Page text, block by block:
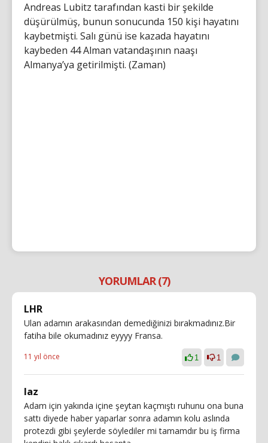
Andreas Lubitz tarafından kasti bir şekilde
düşürülmüş, bunun sonucunda 150 kişi hayatını
kaybetmişti. Salı günü ise kazada hayatını
kaybeden 44 Alman vatandaşının naaşı
Almanya’ya getirilmişti. (Zaman)
YORUMLAR (7)
LHR
Ulan adamın arakasından demediğinizi bırakmadınız.Bir
fatiha bile okumadınız eyyyy Fransa.
11 yıl önce 1 1
laz
Adam için yakında içine şeytan kaçmıştı ruhunu ona buna
sattı diyede haber yaparlar sonra adamın kolu aslında
protezdi gibi şeylerde söylediler mi tamamdır bu iş firma